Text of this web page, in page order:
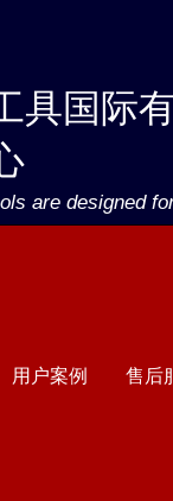
具国际
are designed
用户案例 售后